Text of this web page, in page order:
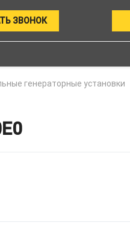
ЗВОНОК
генераторные установки